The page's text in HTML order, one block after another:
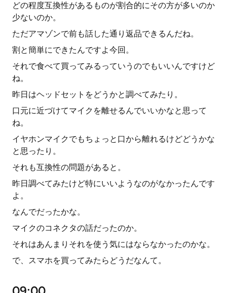
どの程度互換性があるものが割合的にその方が多いのか
少ないのか。
ただアマゾンで前も話した通り返品できるんだね。
割と簡単にできたんですよ今回。
それで食べて買ってみるっていうのでもいいんですけど
ね。
昨日はヘッドセットをどうかと調べてみたり。
口元に近づけてマイクを離せるんでいいかなと思って
ね。
イヤホンマイクでもちょっと口から離れるけどどうかな
と思ったり。
それも互換性の問題があると。
昨日調べてみたけど特にいいようなのがなかったんです
よ。
なんでだったかな。
マイクのコネクタの話だったのか。
それはあんまりそれを使う気にはならなかったのかな。
で、スマホを買ってみたらどうだなんて。